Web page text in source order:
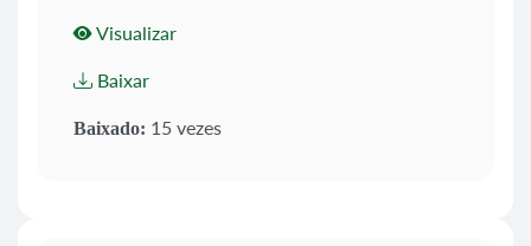
Visualizar
Baixar
Baixado: 15 vezes